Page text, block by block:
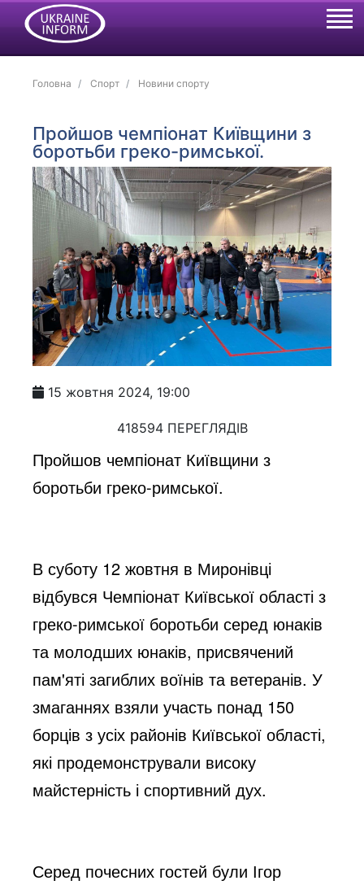
Головна Спорт Новини спорту
Пройшов чемпіонат Київщини з
боротьби греко-римської.
15 жовтня 2024, 19:00
418594 ПЕРЕГЛЯДІВ
Пройшов чемпіонат Київщини з
боротьби греко-римської.
В суботу 12 жовтня в Миронівці
відбувся Чемпіонат Київської області з
греко-римської боротьби серед юнаків
та молодших юнаків, присвячений
пам'яті загиблих воїнів та ветеранів. У
змаганнях взяли участь понад 150
борців з усіх районів Київської області,
які продемонстрували високу
майстерність і спортивний дух.
Серед почесних гостей були Ігор